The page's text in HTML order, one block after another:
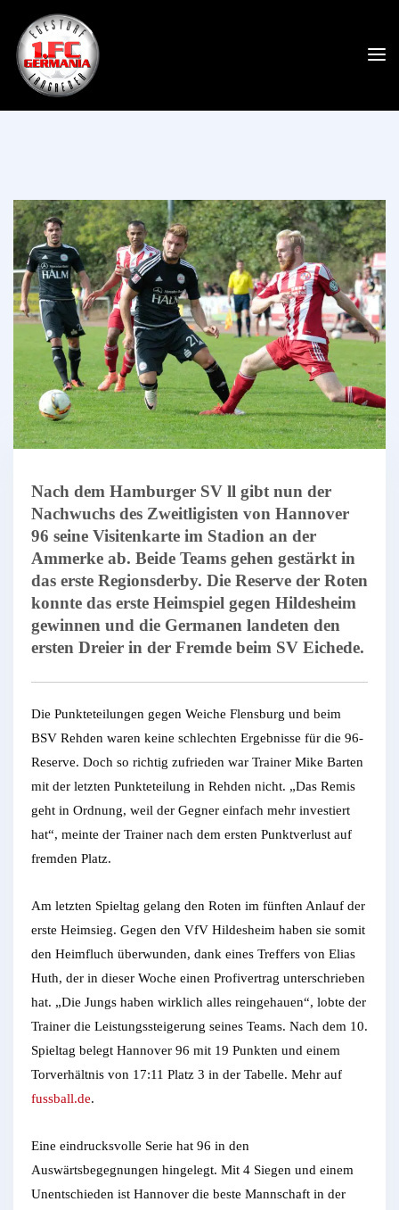
Nach dem Hamburger SV ll gibt nun der
Nachwuchs des Zweitligisten von Hannover
96 seine Visitenkarte im Stadion an der
Ammerke ab. Beide Teams gehen gestärkt in
das erste Regionsderby. Die Reserve der Roten
konnte das erste Heimspiel gegen Hildesheim
gewinnen und die Germanen landeten den
ersten Dreier in der Fremde beim SV Eichede.
Die Punkteteilungen gegen Weiche Flensburg und beim
BSV Rehden waren keine schlechten Ergebnisse für die 96-
Reserve. Doch so richtig zufrieden war Trainer Mike Barten
mit der letzten Punkteteilung in Rehden nicht. „Das Remis
geht in Ordnung, weil der Gegner einfach mehr investiert
hat“, meinte der Trainer nach dem ersten Punktverlust auf
fremden Platz.
Am letzten Spieltag gelang den Roten im fünften Anlauf der
erste Heimsieg. Gegen den VfV Hildesheim haben sie somit
den Heimfluch überwunden, dank eines Treffers von Elias
Huth, der in dieser Woche einen Profivertrag unterschrieben
hat. „Die Jungs haben wirklich alles reingehauen“, lobte der
Trainer die Leistungssteigerung seines Teams. Nach dem 10.
Spieltag belegt Hannover 96 mit 19 Punkten und einem
Torverhältnis von 17:11 Platz 3 in der Tabelle. Mehr auf
fussball.de.
Eine eindrucksvolle Serie hat 96 in den
Auswärtsbegegnungen hingelegt. Mit 4 Siegen und einem
Unentschieden ist Hannover die beste Mannschaft in der